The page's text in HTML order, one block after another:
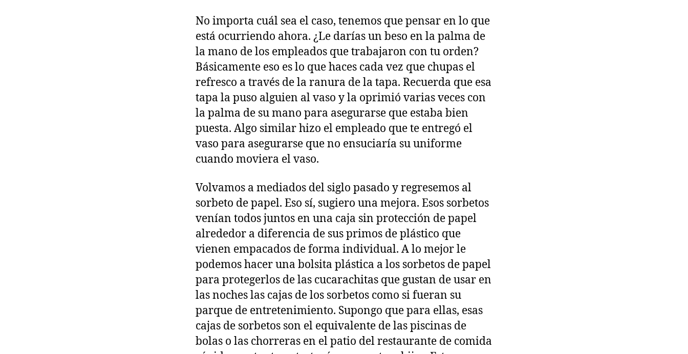
No importa cuál sea el caso, tenemos que pensar en lo que
está ocurriendo ahora. ¿Le darías un beso en la palma de
la mano de los empleados que trabajaron con tu orden?
Básicamente eso es lo que haces cada vez que chupas el
refresco a través de la ranura de la tapa. Recuerda que esa
tapa la puso alguien al vaso y la oprimió varias veces con
la palma de su mano para asegurarse que estaba bien
puesta. Algo similar hizo el empleado que te entregó el
vaso para asegurarse que no ensuciaría su uniforme
cuando moviera el vaso.
Volvamos a mediados del siglo pasado y regresemos al
sorbeto de papel. Eso sí, sugiero una mejora. Esos sorbetos
venían todos juntos en una caja sin protección de papel
alrededor a diferencia de sus primos de plástico que
vienen empacados de forma individual. A lo mejor le
podemos hacer una bolsita plástica a los sorbetos de papel
para protegerlos de las cucarachitas que gustan de usar en
las noches las cajas de los sorbetos como si fueran su
parque de entretenimiento. Supongo que para ellas, esas
cajas de sorbetos son el equivalente de las piscinas de
bolas o las chorreras en el patio del restaurante de comida